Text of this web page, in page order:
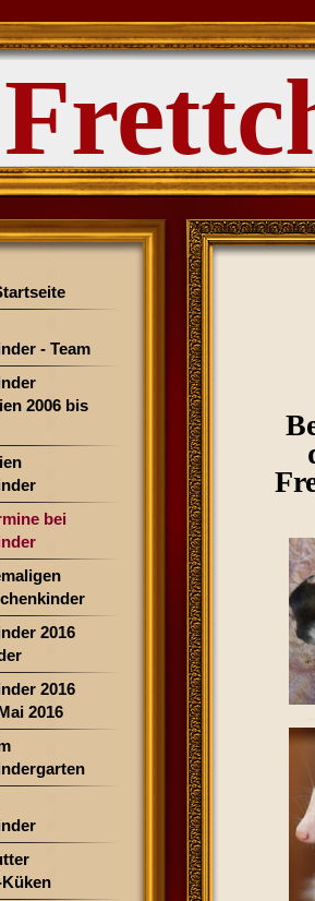
- Team
2006 bis
bei
2016
2016
2016